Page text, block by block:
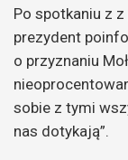
Po spotkaniu z
prezydent
o przyznaniu
sobie z tymi
nas dotykają”.